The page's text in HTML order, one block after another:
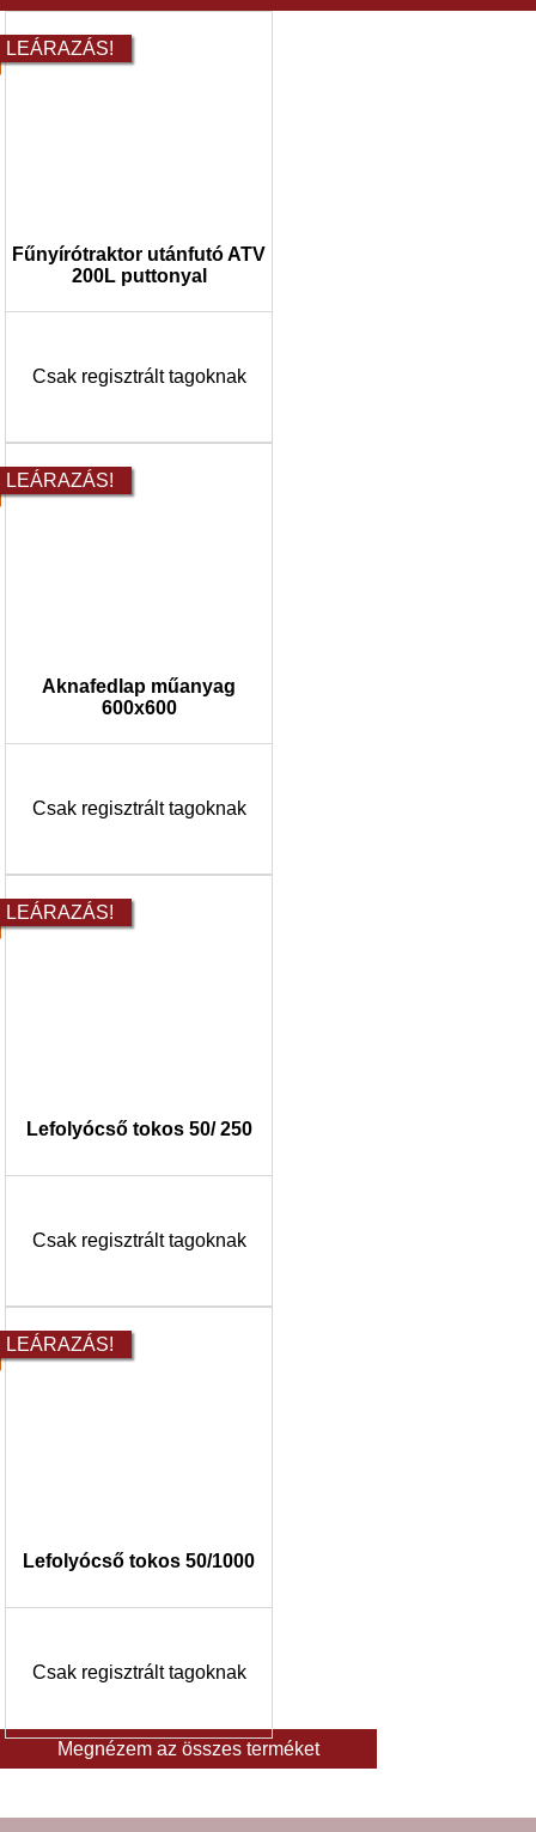
Fűnyírótraktor utánfutó ATV
200L puttonyal
Csak regisztrált tagoknak
LEÁRAZÁS!
Aknafedlap műanyag
600x600
Csak regisztrált tagoknak
LEÁRAZÁS!
Lefolyócső tokos 50/ 250
Csak regisztrált tagoknak
LEÁRAZÁS!
Lefolyócső tokos 50/1000
Csak regisztrált tagoknak
LEÁRAZÁS!
Megnézem az összes terméket